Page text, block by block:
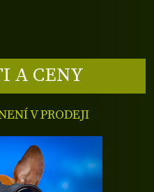
A CENY
V PRODEJI